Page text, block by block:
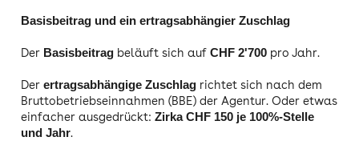
Basisbeitrag und ein ertragsabhängier Zuschlag
Der Basisbeitrag beläuft sich aufCHF 2'700 pro Jahr.
Derertragsabhängige Zuschlag richtet sich nach dem
Bruttobetriebseinnahmen (BBE) der Agentur. Oder etwas
einfacher ausgedrückt:Zirka CHF 150 je 100%-Stelle
und Jahr.